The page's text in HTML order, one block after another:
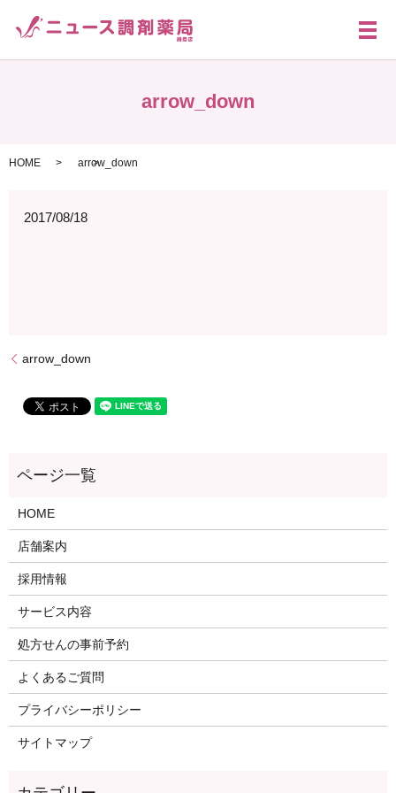
メ
arrow_down
HOME arrow_down
2017/08/18
arrow_down
HOME
店舗案内
採用情報
サービス内容
処方せんの事前予約
よくあるご質問
プライバシーポリシー
サイトマップ